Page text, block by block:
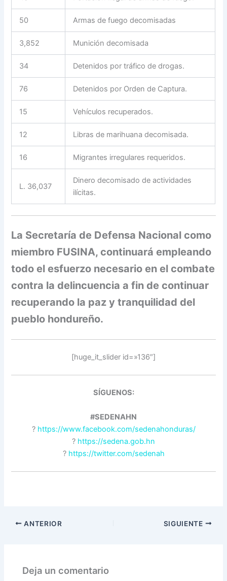
50 Armas de fuego decomisadas
3,852 Munición decomisada
34 Detenidos por tráfico de drogas.
76 Detenidos por Orden de Captura.
15 Vehículos recuperados.
12 Libras de marihuana decomisada.
16 Migrantes irregulares requeridos.
L. 36,037
Dinero decomisado de actividades
ilícitas.
La Secretaría de Defensa Nacional como
miembro FUSINA, continuará empleando
todo el esfuerzo necesario en el combate
contra la delincuencia a fin de continuar
recuperando la paz y tranquilidad del
pueblo hondureño.
[huge_it_slider id=»136″]
SÍGUENOS:
#SEDENAHN
? https://www.facebook.com/sedenahonduras/
? https://sedena.gob.hn
? https://twitter.com/sedenah
ANTERIOR SIGUIENTE
Deja un comentario